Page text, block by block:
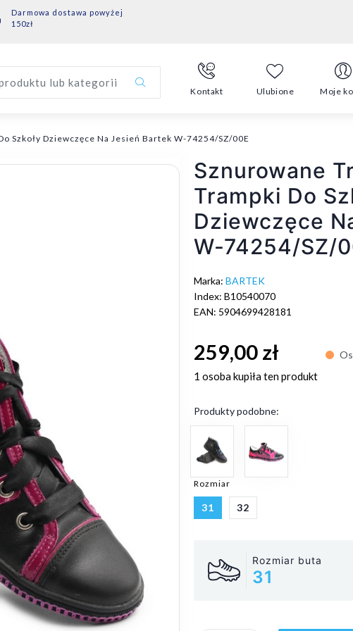
Darmowa dostawa powyżej
150zł
lub kategorii
Kontakt Ulubione Moje
Szkoły Dziewczęce Na Jesień Bartek W-74254/SZ/00E
Sznurowane
Trampki Do
Dziewczęce
W-74254/SZ/
Marka: BARTEK
Index: B10540070
EAN: 5904699428181
259,00 zł
1 osobakupiła ten produkt
Produkty podobne:
Rozmiar
31 32
Rozmiar buta
31